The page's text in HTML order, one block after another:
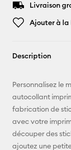
Livraison
Ajouter à la
Description
Personnalisez le
autocollant
fabrication de
avec votre
découper des
ajoutez une